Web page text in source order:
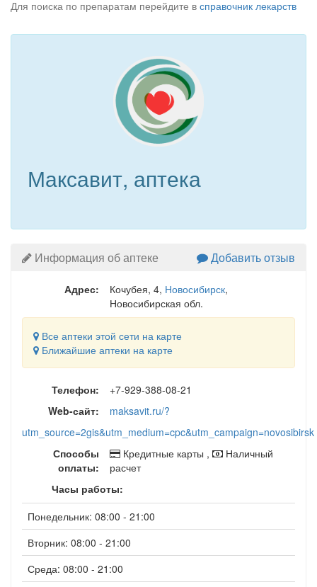
Для поиска по препаратам перейдите в справочник лекарств
Максавит, аптека
Информация об аптеке Добавить отзыв
Адрес: Кочубея, 4, Новосибирск,
Новосибирская обл.
Все аптеки этой сети на карте
Ближайшие аптеки на карте
Телефон:
+7-929-388-08-21
Web-сайт:
maksavit.ru/?
utm_source=2gis&utm_medium=cpc&utm_campaign=novosibirsk
Способы
оплаты:
Кредитные карты ,
Наличный
расчет
Часы работы:
Понедельник: 08:00 - 21:00
Вторник: 08:00 - 21:00
Среда: 08:00 - 21:00